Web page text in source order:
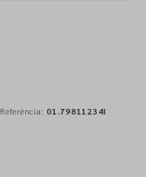
Referência: 01.79811234I